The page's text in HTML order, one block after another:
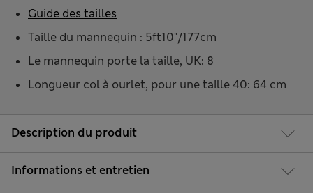
Description du produit
Informations et entretien
Taille du mannequin : 5ft10"/177cm
Le mannequin porte la taille, UK: 8
Longueur col à ourlet, pour une taille 40: 64 cm
Guide des tailles